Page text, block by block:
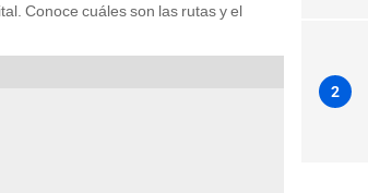
Conoce cuáles son las rutas y el
2